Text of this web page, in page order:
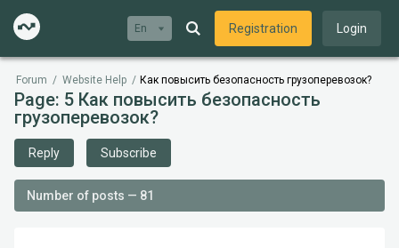
En Registration Login
Forum / Website Help / Как повысить безопасность грузоперевозок?
Page: 5 Как повысить безопасность
грузоперевозок?
Reply Subscribe
Number of posts — 81